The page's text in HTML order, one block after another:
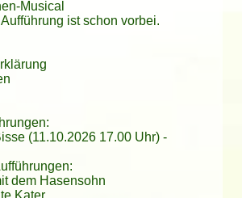
auf das nächste Mal, wenn Fee Lia
Herzen verzaubert.
und euch noch viele dieser
Macht diese Welt durch das
wenig besser und bringt
Leuchten.
vielen Dank an das
die vielen nicht sichtbaren Helfer)
Opa Axel Hannah und Maus
Ensemble weiterhin viele gute und
immer ein volles Haus und
erholsames Weihnachtsfest!!!
uns im nächsten Jahr wieder.
freundliche Grüße aus Döbeln,
20.03.16 wieder in Leipzig. Bis dahin
und einen guten Rutsch ins neue
Musical
ist schon vorbei.
(11.10.2026 17.00 Uhr)-
dem Hasensohn